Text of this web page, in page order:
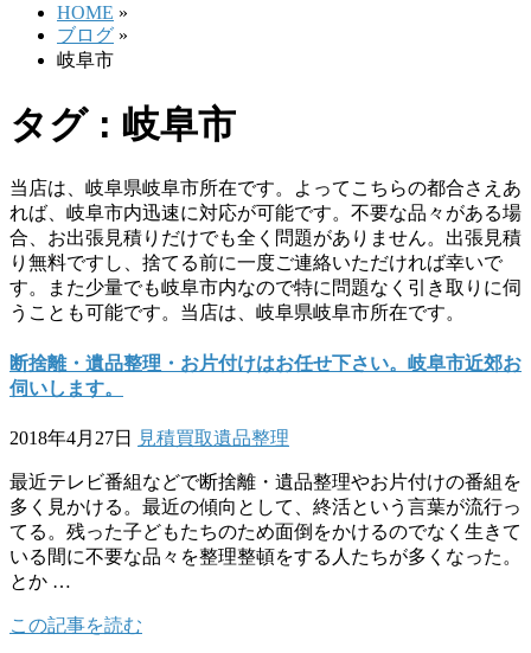
HOME »
ブログ »
岐阜市
タグ : 岐阜市
当店は、岐阜県岐阜市所在です。よってこちらの都合さえあ
れば、岐阜市内迅速に対応が可能です。不要な品々がある場
合、お出張見積りだけでも全く問題がありません。出張見積
り無料ですし、捨てる前に一度ご連絡いただければ幸いで
す。また少量でも岐阜市内なので特に問題なく引き取りに伺
うことも可能です。当店は、岐阜県岐阜市所在です。
断捨離・遺品整理・お片付けはお任せ下さい。岐阜市近郊お
伺いします。
2018年4月27日 見積買取遺品整理
最近テレビ番組などで断捨離・遺品整理やお片付けの番組を
多く見かける。最近の傾向として、終活という言葉が流行っ
てる。残った子どもたちのため面倒をかけるのでなく生きて
いる間に不要な品々を整理整頓をする人たちが多くなった。
とか …
この記事を読む